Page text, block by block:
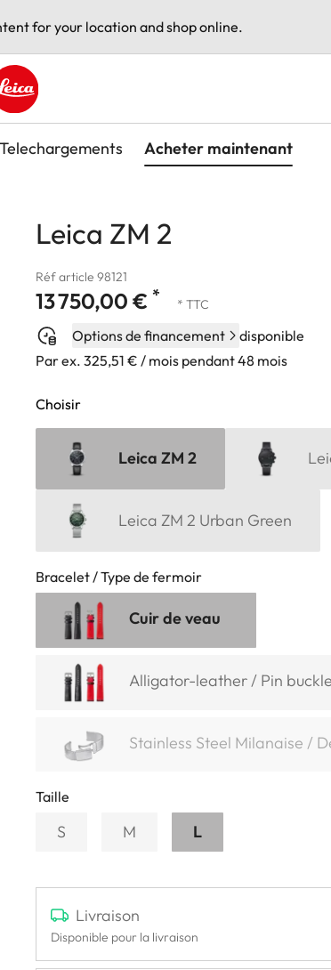
for your location and shop online.
logo - Home
Telechargements Acheter maintenant
Leica ZM 2
Réf article 98121
13 750,00 € * * TTC
Options de financement
disponible
Par ex. 325,51 € / mois pendant 48 mois
Choisir
Leica ZM 2
Leica ZM 2 Urban Green
Bracelet / Type de fermoir
Cuir de veau
Alligator-leather / Pin buckle
Stainless Steel Milanaise /
Taille
S M L
Livraison
Disponible pour la livraison